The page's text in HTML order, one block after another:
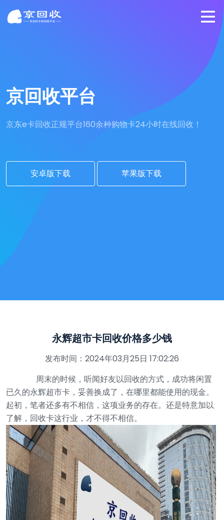
京回收平台
京东e卡回收正规平台160余种购物卡24小时在线回收！
安卓版下载 苹果版下载
永辉超市卡回收价格多少钱
发布时间：2024年03月25日 17:02:26
周末的时候，听闻好友以回收的方式，成功将闲置
已久的永辉超市卡，妥善换成了，在哪里都能使用的现金。
起初，笔者还多有不相信，这项业务的存在。还是特意加以
了解，回收卡这行业，才不得不相信。